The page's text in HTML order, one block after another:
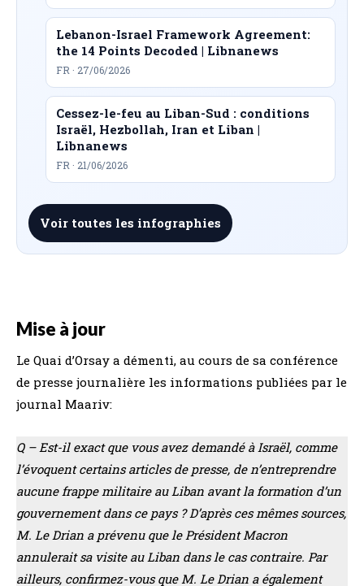
Lebanon-Israel Framework Agreement:
the 14 Points Decoded | Libnanews
FR · 27/06/2026
Cessez-le-feu au Liban-Sud : conditions
Israël, Hezbollah, Iran et Liban |
Libnanews
FR · 21/06/2026
Voir toutes les infographies
Mise à jour
Le Quai d’Orsay a démenti, au cours de sa conférence
de presse journalière les informations publiées par le
journal Maariv:
Q – Est-il exact que vous avez demandé à Israël, comme
l’évoquent certains articles de presse, de n’entreprendre
aucune frappe militaire au Liban avant la formation d’un
gouvernement dans ce pays ? D’après ces mêmes sources,
M. Le Drian a prévenu que le Président Macron
annulerait sa visite au Liban dans le cas contraire. Par
ailleurs, confirmez-vous que M. Le Drian a également